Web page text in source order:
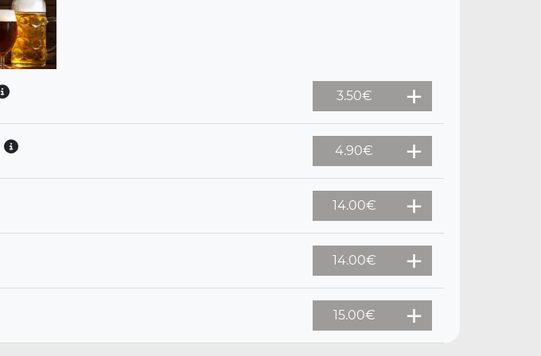
3.50€
4.90€
14.00€
14.00€
15.00€